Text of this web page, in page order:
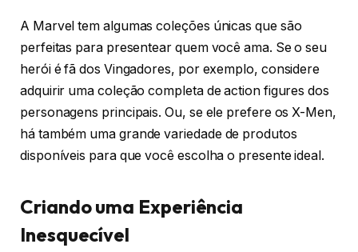
A Marvel tem algumas coleções únicas que são
perfeitas para presentear quem você ama. Se o seu
herói é fã dos Vingadores, por exemplo, considere
adquirir uma coleção completa de action figures dos
personagens principais. Ou, se ele prefere os X-Men,
há também uma grande variedade de produtos
disponíveis para que você escolha o presente ideal.
Criando uma Experiência
Inesquecível